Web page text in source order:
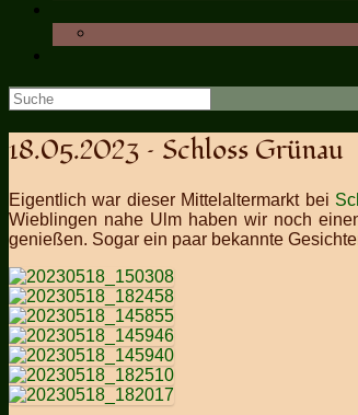
Suche
18.05.2023 – Schloss Grünau
Eigentlich war dieser Mittelaltermarkt bei
Wieblingen nahe Ulm haben wir noch
genießen. Sogar ein paar bekannte